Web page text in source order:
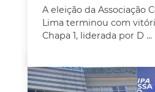
A eleição da Associação
Lima terminou com
Chapa 1, liderada por D ...